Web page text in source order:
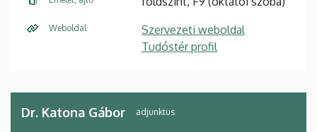
Weboldal
Szervezeti weboldal
Tudóstér profil
Dr. Katona Gábor adjunktus